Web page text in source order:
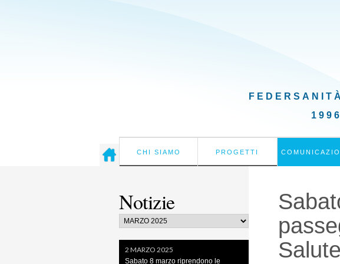
CHI SIAMO PROGETTI
Notizie
2 MARZO 2025
Sabato 8 marzo riprendono le